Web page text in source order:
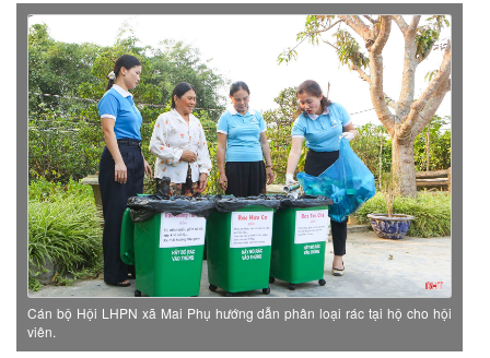
Cán bộ Hội LHPN xã Mai Phụ hướng dẫn phân loại rác tại hộ cho hội
viên.